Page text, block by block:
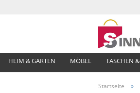
HEIM & GARTEN MÖBEL TASCHEN
Startseite »